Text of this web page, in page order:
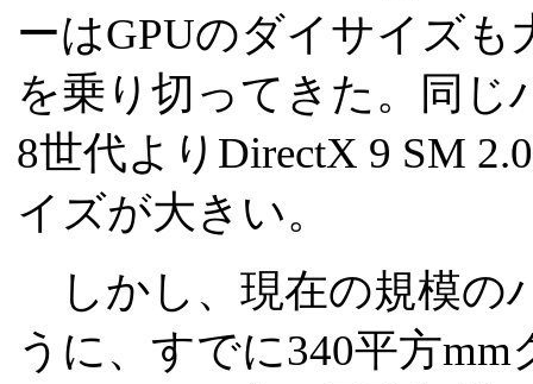
ーはGPUのダイサイズ
を乗り切ってきた。同じ
8世代よりDirectX 9 SM
イズが大きい。
しかし、現在の規模の
うに、すでに340平方